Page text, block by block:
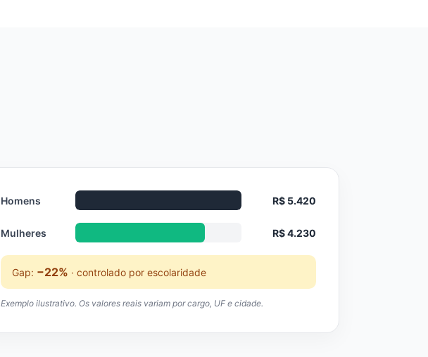
Homens R$ 5.420
Mulheres R$ 4.230
Gap: −22% · controlado por escolaridade
Exemplo ilustrativo. Os valores reais variam por cargo, UF e cidade.